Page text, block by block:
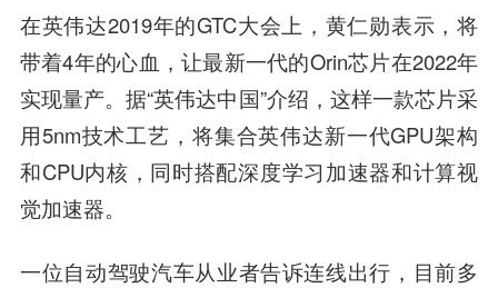
在英伟达2019年的GTC大会上，黄仁勋表示，将
带着4年的心血，让最新一代的Orin芯片在2022年
实现量产。据“英伟达中国”介绍，这样一款芯片采
用5nm技术工艺，将集合英伟达新一代GPU架构
和CPU内核，同时搭配深度学习加速器和计算视
觉加速器。
一位自动驾驶汽车从业者告诉连线出行， 目前多